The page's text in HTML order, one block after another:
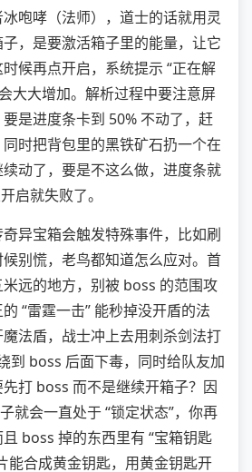
咆哮（法师），道士的话就用灵
，是要激活箱子里的能量，让它
时候再点开启，系统提示 “正在解
大大增加。解析过程中要注意屏
是进度条卡到 50% 不动了，赶
时把背包里的黑铁矿石扔一个在
动了，要是不这么做，进度条就
启就失败了。
异宝箱会触发特殊事件，比如刷
别慌，老鸟都知道怎么应对。首
远的地方，别被 boss 的范围攻
“雷霆一击” 能秒掉没开盾的法
法盾，战士冲上去用刺杀剑法打
到 boss 后面下毒，同时给队友加
打 boss 而不是继续开箱子？因
就会一直处于 “锁定状态”，你再
boss 掉的东西里有 “宝箱钥匙
能合成黄金钥匙，用黄金钥匙开